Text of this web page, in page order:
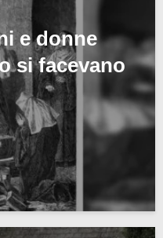
e donne
si facevano